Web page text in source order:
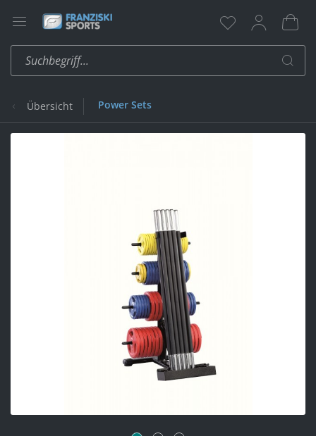
Übersicht Power Sets